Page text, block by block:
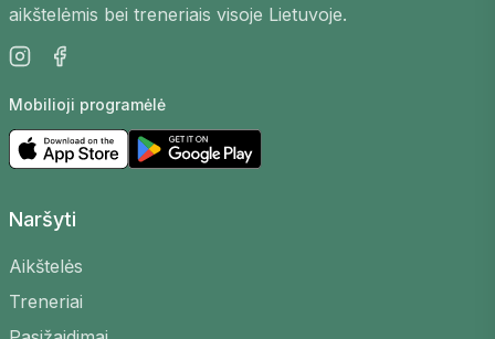
aikštelėmis bei treneriais visoje Lietuvoje.
Mobilioji programėlė
Naršyti
Aikštelės
Treneriai